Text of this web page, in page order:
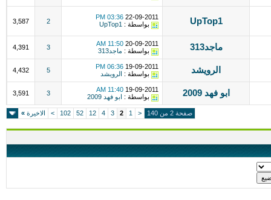
UpTop1
22-09-2011
03:36 PM
بواسطة : UpTop1
2
3,587
ماجد313 20-09-2011
11:50 AM
بواسطة : ماجد313 3
4,391
الرويشد 19-09-2011
06:36 PM
بواسطة :
الرويشد 5
4,432
ابو فهد 2009 19-09-2011
11:40 AM
بواسطة :
ابو فهد 2009 3
3,591
صفحة 2 من 140 <
1
2
3
4
12
52
102
> الاخيرة »